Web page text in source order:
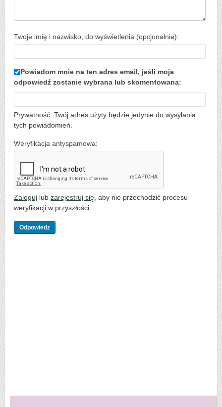
Twoje imię i nazwisko, do wyświetlenia (opcjonalnie):
Powiadom mnie na ten adres email, jeśli moja
odpowiedź zostanie wybrana lub skomentowana:
Prywatność: Twój adres użyty będzie jedynie do wysyłania
tych powiadomień.
Weryfikacja antyspamowa:
Zaloguj lub zarejestruj się , aby nie przechodzić procesu
weryfikacji w przyszłości.